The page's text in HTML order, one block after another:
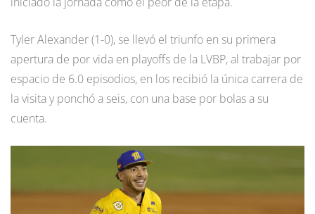
Tyler Alexander (1-0), se llevó el triunfo en su primera
apertura de por vida en playoffs de la LVBP, al trabajar por
espacio de 6.0 episodios, en los recibió la única carrera de
la visita y ponchó a seis, con una base por bolas a su
cuenta.